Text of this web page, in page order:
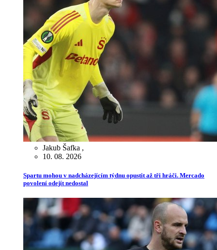
Jakub Šafka ,
10. 08. 2026
Spartu mohou v nadcházejícím týdnu opustit až tři hráči. Mercado
povolení odejít nedostal